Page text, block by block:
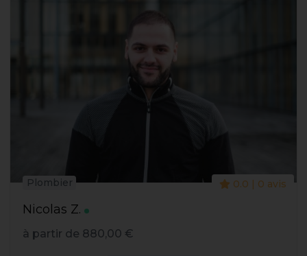
Nicolas Z.
Plombier 0.0 | 0 avis
à partir de 880,00 €